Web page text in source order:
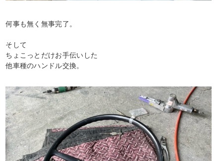
何事も無く無事完了。
そして
ちょこっとだけお手伝いした
他車種のハンドル交換。